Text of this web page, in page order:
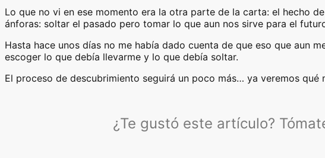
Lo que no vi en ese momento era la otra parte de la carta: el hecho
ánforas: soltar el pasado pero tomar lo que aun nos sirve para el
Hasta hace unos días no me había dado cuenta de que eso que aun
escoger lo que debía llevarme y lo que debía soltar.
El proceso de descubrimiento seguirá un poco más… ya veremos qué
¿Te gustó este artículo?